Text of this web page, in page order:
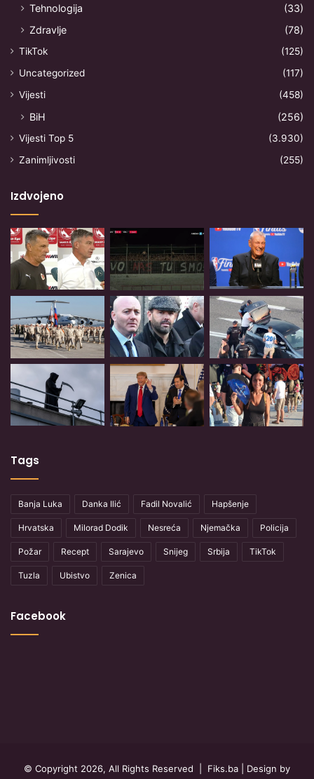
Tehnologija
(33)
Zdravlje
(78)
TikTok
(125)
Uncategorized
(117)
Vijesti
(458)
BiH (256)
Vijesti Top 5
(3.930)
Zanimljivosti
(255)
Izdvojeno
Tags
Banja Luka Danka Ilić Fadil Novalić Hapšenje
Hrvatska Milorad Dodik Nesreća Njemačka Policija
Požar Recept Sarajevo Snijeg Srbija TikTok
Tuzla Ubistvo Zenica
Facebook
© Copyright 2026, All Rights Reserved | Fiks.ba | Design by